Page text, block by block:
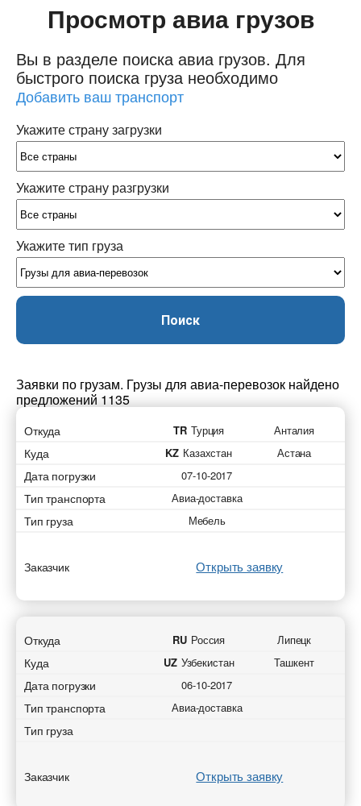
Просмотр авиа грузов
Вы в разделе поиска авиа грузов. Для
быстрого поиска груза необходимо
Добавить ваш транспорт
Укажите страну загрузки
Укажите страну разгрузки
Укажите тип груза
Поиск
Заявки по грузам. Грузы для авиа-перевозок найдено
предложений 1135
Откуда TR Турция Анталия
Куда KZ Казахстан Астана
Дата погрузки 07-10-2017
Тип транспорта Авиа-доставка
Тип груза Мебель
Заказчик Открыть заявку
Откуда RU Россия Липецк
Куда UZ Узбекистан Ташкент
Дата погрузки 06-10-2017
Тип транспорта Авиа-доставка
Тип груза
Заказчик Открыть заявку